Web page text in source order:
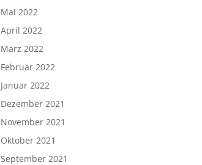
Mai 2022
April 2022
März 2022
Februar 2022
Januar 2022
Dezember 2021
November 2021
Oktober 2021
September 2021